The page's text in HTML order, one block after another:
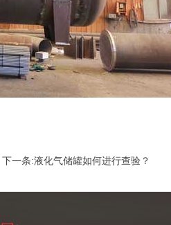
下一条:液化气储罐如何进行查验？